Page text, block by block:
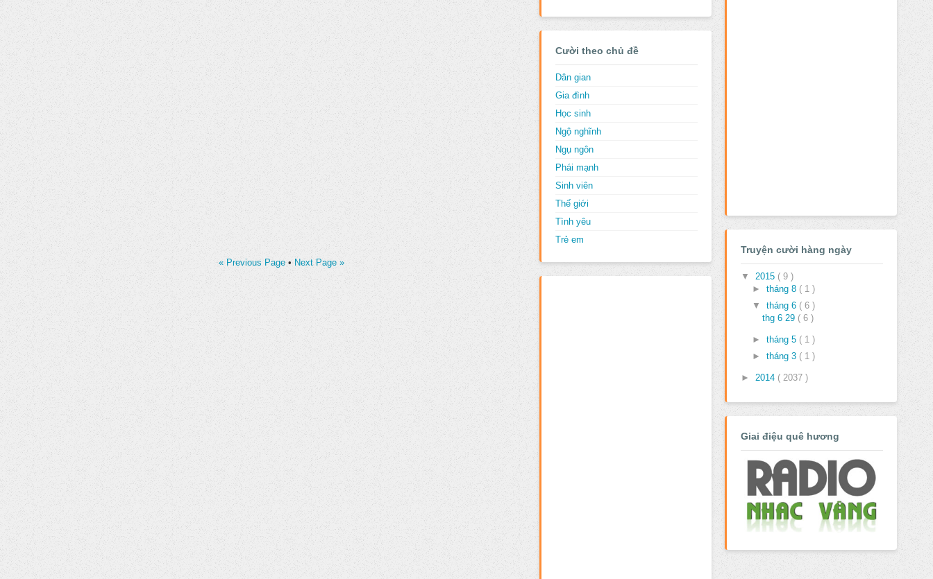
« Previous Page • Next Page »
Cười theo chủ đề
Dân gian
Gia đình
Học sinh
Ngộ nghĩnh
Ngụ ngôn
Phái mạnh
Sinh viên
Thế giới
Tình yêu
Trẻ em
Truyện cười hàng ngày
▼ 2015 ( 9 )
► tháng 8 ( 1 )
▼ tháng 6 ( 6 )
thg 6 29 ( 6 )
► tháng 5 ( 1 )
► tháng 3 ( 1 )
► 2014 ( 2037 )
Giai điệu quê hương